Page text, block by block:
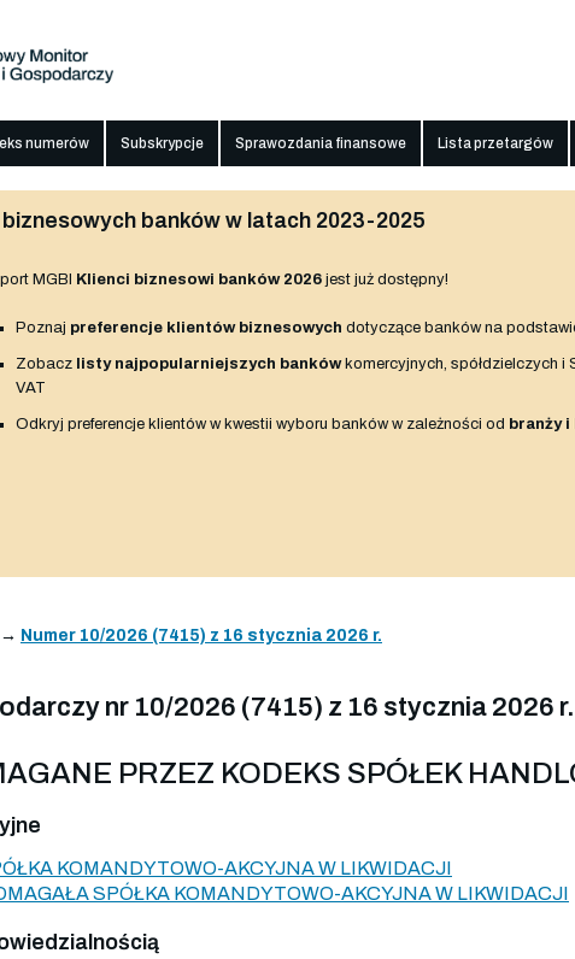
numerów Subskrypcje Sprawozdania finansowe Lista przetargów
banków w latach 2023-2025
MGBI Klienci biznesowi banków 2026 jest już dostępny!
Poznaj preferencje klientów biznesowych dotyczące banków na
Zobacz listy najpopularniejszych bankówkomercyjnych, spółdzielczych i
VAT
Odkryj preferencje klientów w kwestii wyboru banków w zależności od branży
→ Numer 10/2026 (7415) z 16 stycznia 2026 r.
nr 10/2026 (7415) z 16 stycznia 2026 r.
PRZEZ KODEKS SPÓŁEK
KOMANDYTOWO-AKCYJNA W LIKWIDACJI
SPÓŁKA KOMANDYTOWO-AKCYJNA W LIKWIDACJI